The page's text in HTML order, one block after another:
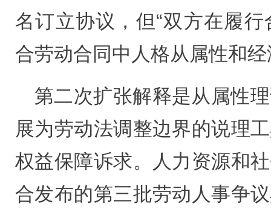
名订立协议，但“双方在履行
合劳动合同中人格从属性和
第二次扩张解释是从属性
展为劳动法调整边界的说理
权益保障诉求。人力资源和
合发布的第三批劳动人事争